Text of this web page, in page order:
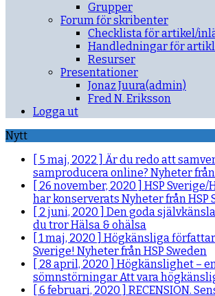
Grupper
Forum för skribenter
Checklista för artikel/
Handledningar för
Resurser
Presentationer
Jonaz Juura(admin)
Fred N. Eriksson
Logga ut
Nytt
[ 5 maj, 2022 ] Är du redo att
samproducera online? Nyheter från
[ 26 november, 2020 ] HSP Sverige/
har konserverats Nyheter från HSP
[ 2 juni, 2020 ] Den goda
du trorHälsa & ohälsa
[ 1 maj, 2020 ] Högkänsliga
Sverige! Nyheter från HSP Sweden
[ 28 april, 2020 ] Högkänslighet –
sömnstörningarAtt vara
[ 6 februari, 2020 ] RECENSION.